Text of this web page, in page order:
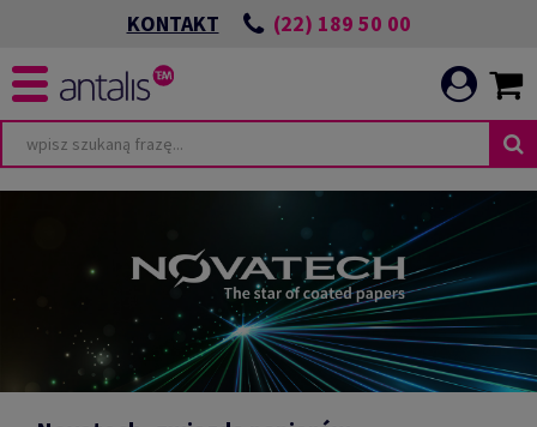
KONTAKT (22) 189 50 00